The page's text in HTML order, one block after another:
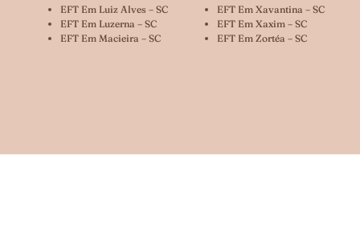
EFT Em Luiz Alves – SC
EFT Em Luzerna – SC
EFT Em Macieira – SC
EFT Em Xavantina – SC
EFT Em Xaxim – SC
EFT Em Zortéa – SC